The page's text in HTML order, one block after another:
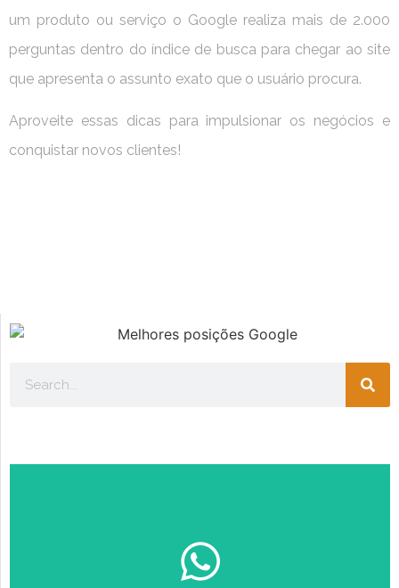
um produto ou serviço o Google realiza mais de 2.000
perguntas dentro do índice de busca para chegar ao site
que apresenta o assunto exato que o usuário procura.
Aproveite essas dicas para impulsionar os negócios e
conquistar novos clientes!